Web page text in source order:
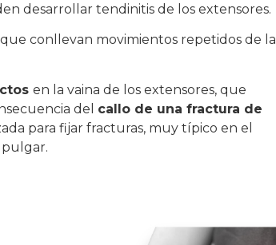
desarrollar tendinitis de los extensores.
que conllevan movimientos repetidos de la
en la vaina de los extensores, que
del callo de una fractura de
para fijar fracturas, muy típico en el